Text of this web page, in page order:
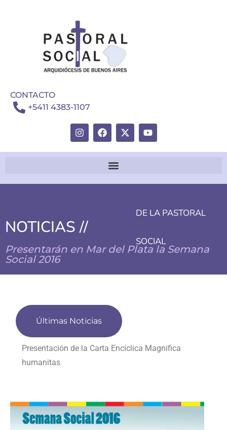
CONTACTO
+5411 4383-1107
NOTICIAS //
DE LA PASTORAL
SOCIAL
Presentarán en Mar del Plata la Semana
Social 2016
Últimas Noticias
Presentación de la Carta Encíclica Magnifica
humanitas